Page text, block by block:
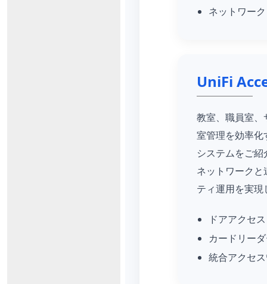
ネットワー
UniFi
教室、職員室
室管理を効率
システムをご
ネットワーク
ティ運用を実現
ドアアクセ
カードリー
統合アクセ